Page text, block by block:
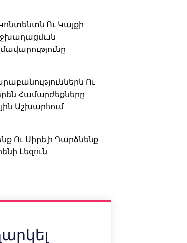
Կոնտենտն Ու Կայքի
Ու
Համարժեքները
Աշխարհում
Ու Սիրելի Դարձնենք
Լեզուն